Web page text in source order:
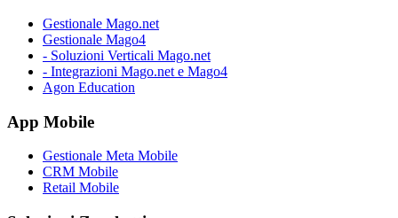
Gestionale Mago.net
Gestionale Mago4
- Soluzioni Verticali Mago.net
- Integrazioni Mago.net e Mago4
Agon Education
App Mobile
Gestionale Meta Mobile
CRM Mobile
Retail Mobile